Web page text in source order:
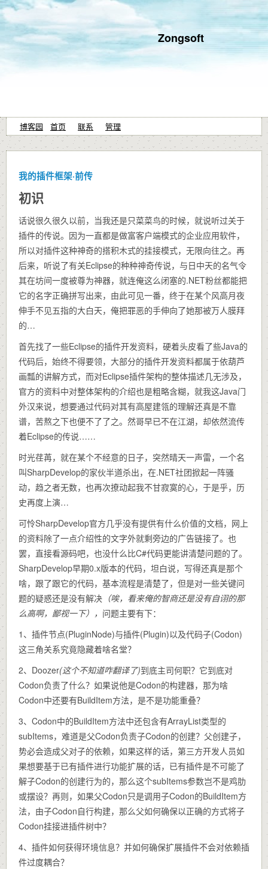
Zongsoft
博客园 首页 联系 管理
我的插件框架·前传
初识
话说很久很久以前，当我还是只菜菜鸟的时候，就说听过关于
插件的传说。因为一直都是做富客户端模式的企业应用软件，
所以对插件这种神奇的搭积木式的挂接模式，无限向往之。再
后来，听说了有关Eclipse的种种神奇传说，与日中天的名气令
其在坊间一度被尊为神器，就连俺这么闭塞的.NET粉丝都能把
它的名字正确拼写出来，由此可见一番，终于在某个风高月夜
伸手不见五指的大白天，俺把罪恶的手伸向了她那被万人膜拜
的…
首先找了一些Eclipse的插件开发资料，硬着头皮看了些Java的
代码后，始终不得要领，大部分的插件开发资料都属于依葫芦
画瓢的讲解方式，而对Eclipse插件架构的整体描述几无涉及，
官方的资料中对整体架构的介绍也是粗略含糊，就我这Java门
外汉来说，想要通过代码对其有高屋建瓴的理解还真是不靠
谱，苦熬之下也便不了了之。然哥早已不在江湖，却依然流传
着Eclipse的传说……
时光荏苒，就在某个不经意的日子，突然晴天一声雷，一个名
叫SharpDevelop的家伙半道杀出，在.NET社团掀起一阵骚
动，趋之者无数，也再次撩动起我不甘寂寞的心，于是乎，历
史再度上演…
可怜SharpDevelop官方几乎没有提供有什么价值的文档，网上
的资料除了一点介绍性的文字外就剩旁边的广告链接了。也
罢，直接看源码吧，也没什么比C#代码更能讲清楚问题的了。
SharpDevelop早期0.x版本的代码，坦白说，写得还真是那个
啥，跟了跟它的代码，基本流程是清楚了，但是对一些关键问
题的疑惑还是没有解决 （唉，看来俺的智商还是没有自诩的那
么高啊，鄙视一下）， 问题主要有下：
1、插件节点(PluginNode)与插件(Plugin)以及代码子(Codon)
这三角关系究竟隐藏着啥名堂？
2、Doozer(这个不知道咋翻译了)到底主司何职？它到底对
Codon负责了什么？如果说他是Codon的构建器，那为啥
Codon中还要有BuildItem方法，是不是功能重叠？
3、Codon中的BuildItem方法中还包含有ArrayList类型的
subItems，难道是父Codon负责子Codon的创建？父创建子，
势必会造成父对子的依赖，如果这样的话，第三方开发人员如
果想要基于已有插件进行功能扩展的话，已有插件是不可能了
解子Codon的创建行为的，那么这个subItems参数岂不是鸡肋
或摆设？再则，如果父Codon只是调用子Codon的BuildItem方
法，由子Codon自行构建，那么父如何确保以正确的方式将子
Codon挂接进插件树中？
4、插件如何获得环境信息？并如何确保扩展插件不会对依赖插
件过度耦合？